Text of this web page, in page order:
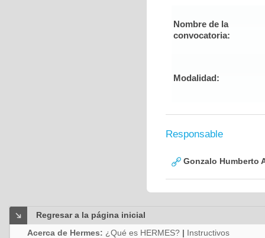
Nombre de la
convocatoria:
Modalidad:
Responsable
Gonzalo Humberto
Regresar a la página inicial
Acerca de Hermes: ¿Qué es HERMES? | Instructivos